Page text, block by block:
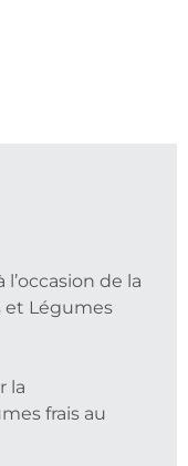
de la
et Légumes
la
frais au